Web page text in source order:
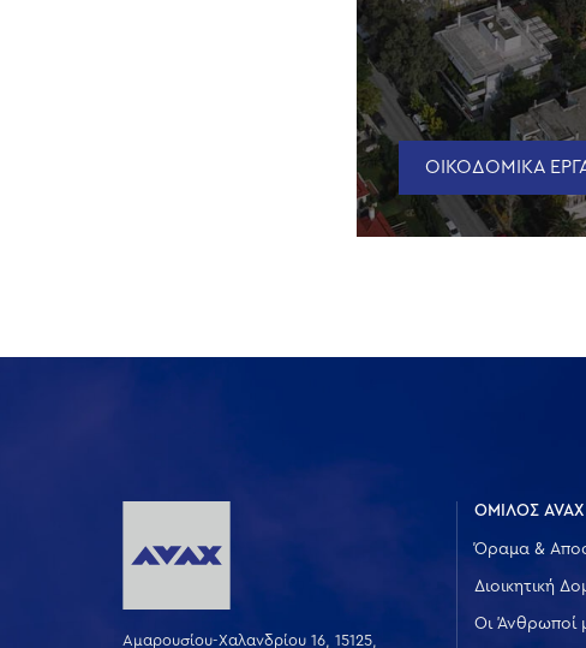
ΟΙΚΟΔΟΜΙΚΑ
Αμαρουσίου-Χαλανδρίου 16, 15125,
ΟΜΙΛΟΣ AVAX
Όραμα &
Διοικητική
Οι Άνθρωποί